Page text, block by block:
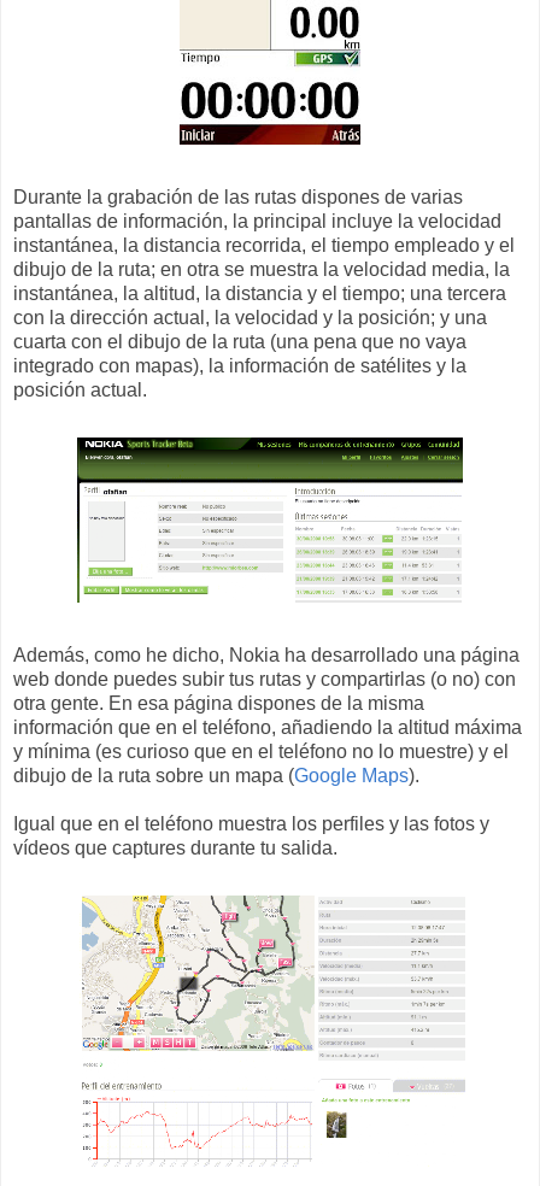
Durante la grabación de las rutas dispones de varias
pantallas de información, la principal incluye la velocidad
instantánea, la distancia recorrida, el tiempo empleado y el
dibujo de la ruta; en otra se muestra la velocidad media, la
instantánea, la altitud, la distancia y el tiempo; una tercera
con la dirección actual, la velocidad y la posición; y una
cuarta con el dibujo de la ruta (una pena que no vaya
integrado con mapas), la información de satélites y la
posición actual.
Además, como he dicho, Nokia ha desarrollado una página
web donde puedes subir tus rutas y compartirlas (o no) con
otra gente. En esa página dispones de la misma
información que en el teléfono, añadiendo la altitud máxima
y mínima (es curioso que en el teléfono no lo muestre) y el
dibujo de la ruta sobre un mapa (Google Maps).
Igual que en el teléfono muestra los perfiles y las fotos y
vídeos que captures durante tu salida.